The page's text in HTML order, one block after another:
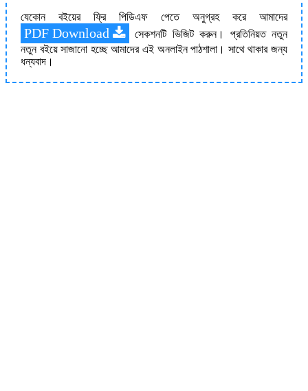
যেকোন বইয়ের ফ্রি পিডিএফ পেতে অনুগ্রহ করে আমাদের
PDF Download
সেকশনটি ভিজিট করুন। প্রতিনিয়ত নতুন
নতুন বইয়ে সাজানো হচ্ছে আমাদের এই অনলাইন পাঠশালা। সাথে থাকার জন্য
ধন্যবাদ।